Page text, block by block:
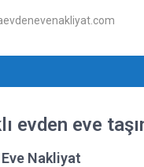
evden eve
Eve Nakliyat